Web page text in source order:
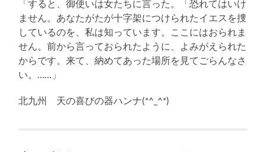
「すると、御使いは女たちに言った。「恐れてはいけ
ません。あなたがたが十字架につけられたイエスを捜
しているのを、私は知っています。ここにはおられま
せん。前から言っておられたように、よみがえられた
からです。来て、納めてあった場所を見てごらんなさ
い。……」
北九州 天の喜びの器ハンナ(*^_^*)